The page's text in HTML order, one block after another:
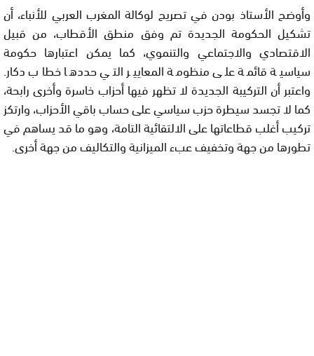
وأوضح الأستاذ بودن في تصريح لوكالة المغرب العربي للأنباء، أن
تشكيل الحكومة الجديدة تم وفق منطق الأقطاب، من قبيل
الاقتصادي والاجتماعي والتنموي، كما يمكن اعتبارها حكومة
سياسية قائمة على منظومة المعايير التي حددها خطاب دكار.
واعتبر أن التركيبة الجديدة لا تظهر فيها أحزاب خاسرة وأخرى رابحة،
كما لا تجسد سيطرة حزب سياسي على حساب باقي الأحزاب، وارتكز
تركيب أغلب قطاعاتها على الالتقائية التامة، وهو ما قد يساهم في
تطورها من جهة وتخفيف عبء الميزانية والتكاليف من جهة أخرى.